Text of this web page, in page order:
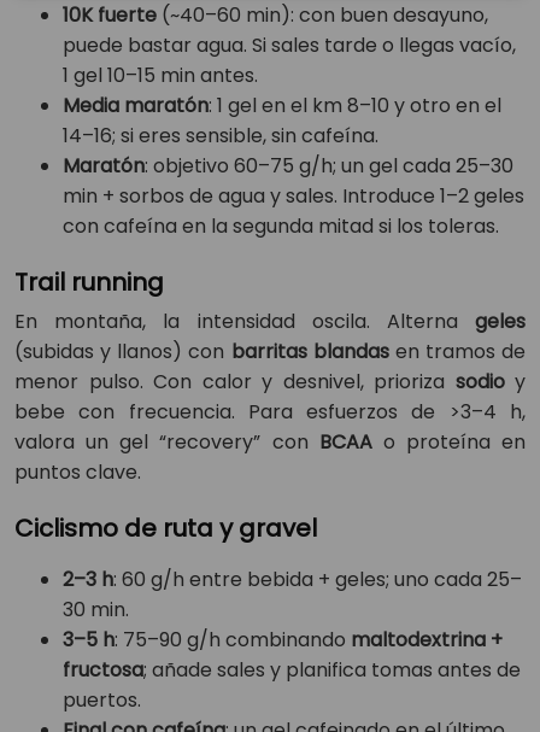
10K fuerte (~40–60 min): con buen desayuno,
puede bastar agua. Si sales tarde o llegas vacío,
1 gel 10–15 min antes.
Media maratón: 1 gel en el km 8–10 y otro en el
14–16; si eres sensible, sin cafeína.
Maratón: objetivo 60–75 g/h; un gel cada 25–30
min + sorbos de agua y sales. Introduce 1–2 geles
con cafeína en la segunda mitad si los toleras.
Trail running
En montaña, la intensidad oscila. Alterna geles
(subidas y llanos) con barritas blandasen tramos de
menor pulso. Con calor y desnivel, prioriza sodioy
bebe con frecuencia. Para esfuerzos de >3–4 h,
valora un gel “recovery” con BCAAo proteína en
puntos clave.
Ciclismo de ruta y gravel
2–3 h: 60 g/h entre bebida + geles; uno cada 25–
30 min.
3–5 h: 75–90 g/h combinando maltodextrina +
fructosa; añade sales y planifica tomas antes de
puertos.